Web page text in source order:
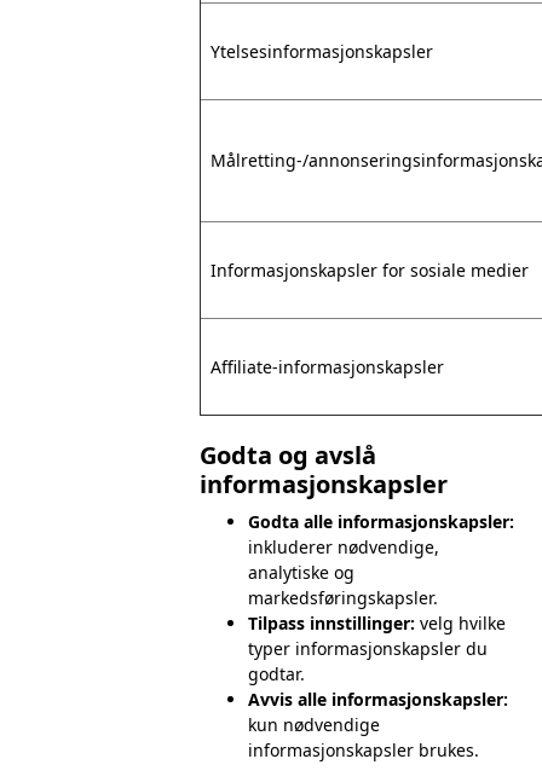
Ytelsesinformasjonskapsler
Målretting-/
Informasjonskapsler for sosiale medier
Affiliate-informasjonskapsler
Godta og avslå
informasjonskapsler
Godta alle informasjonskapsler:
inkluderer nødvendige,
analytiske og
markedsføringskapsler.
Tilpass innstillinger: velg hvilke
typer informasjonskapsler du
godtar.
Avvis alle informasjonskapsler:
kun nødvendige
informasjonskapsler brukes.